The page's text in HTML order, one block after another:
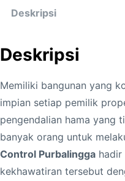
a
i
Deskripsi
Deskripsi
Memiliki bangunan yang
impian setiap pemilik
pengendalian hama yang
banyak orang untuk
Control Purbalingga hadir
kekhawatiran tersebut